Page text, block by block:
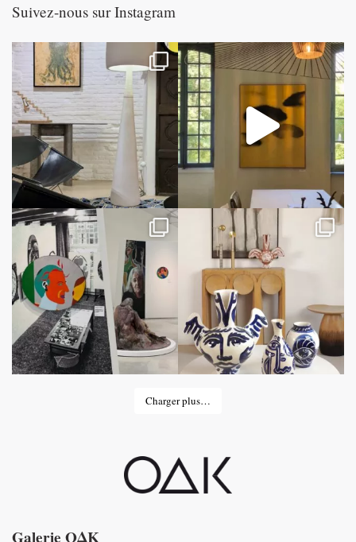
Suivez-nous sur Instagram
Charger plus…
Galerie OΔK